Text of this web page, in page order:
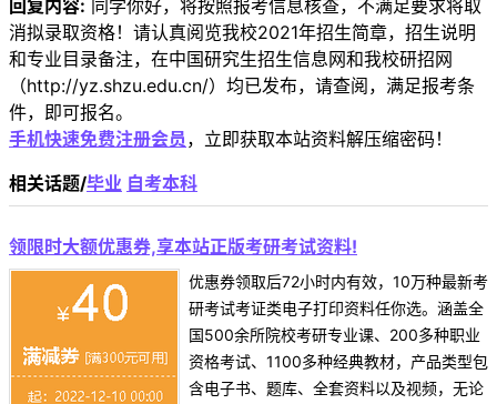
回复内容: 同学你好，将按照报考信息核查，不满足要求将取
消拟录取资格！请认真阅览我校2021年招生简章，招生说明
和专业目录备注，在中国研究生招生信息网和我校研招网
（http://yz.shzu.edu.cn/）均已发布，请查阅，满足报考条
件，即可报名。
手机快速免费注册会员 ，立即获取本站资料解压缩密码！
相关话题/毕业 自考本科
领限时大额优惠券,享本站正版考研考试资料!
优惠券领取后72小时内有效，10万种最新考
研考试考证类电子打印资料任你选。涵盖全
国500余所院校考研专业课、200多种职业
资格考试、1100多种经典教材，产品类型包
含电子书、题库、全套资料以及视频，无论